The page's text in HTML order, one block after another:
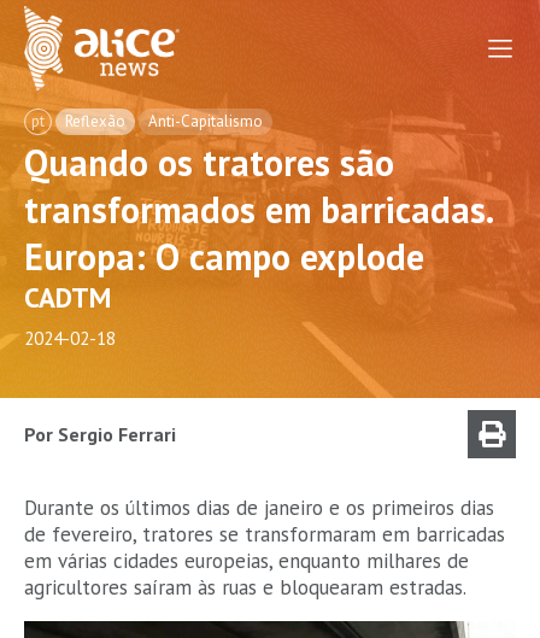
pt Reflexão Anti-Capitalismo
Quando os tratores são
transformados em barricadas.
Europa: O campo explode
CADTM
2024-02-18
Por Sergio Ferrari
Durante os últimos dias de janeiro e os primeiros dias
de fevereiro, tratores se transformaram em barricadas
em várias cidades europeias, enquanto milhares de
agricultores saíram às ruas e bloquearam estradas.